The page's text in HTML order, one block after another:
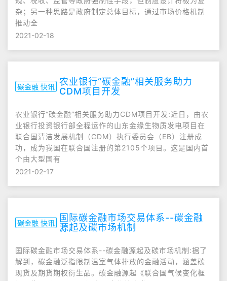
杂；另一种思路是政府制定总体目标，通过市场价格机制
推动全
2021-02-18
碳金融 快讯 农业银行“碳金融”相关服务助力
CDM项目开发
农业银行“碳金融”相关服务助力CDM项目开发:近日，由农
业银行投资银行部全程运作的山东金缘生物质发电项目在
联合国清洁发展机制（CDM）执行委员会（EB）注册成
功，成为我国在联合国注册的第2105个项目。这是国内首
个由大型国有
2021-02-17
碳金融 快讯
国际碳金融市场交易体系--碳金融
源起及碳市场机制
国际碳金融市场交易体系--碳金融源起及碳市场机制:据了
解到，碳金融泛指限制温室气体排放的金融活动，涵盖碳
现货及期货期权衍生品。碳金融源起《联合国气候变化框